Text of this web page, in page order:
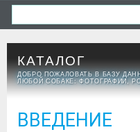
КАТАЛОГ
ДОБРО ПОЖАЛОВАТЬ В БАЗУ
ЛЮБОЙ СОБАКЕ: ФОТОГРАФИИ,
ВВЕДЕНИЕ